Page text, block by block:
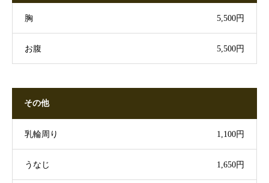
胸 5,500円
お腹 5,500円
その他
乳輪周り 1,100円
うなじ 1,650円